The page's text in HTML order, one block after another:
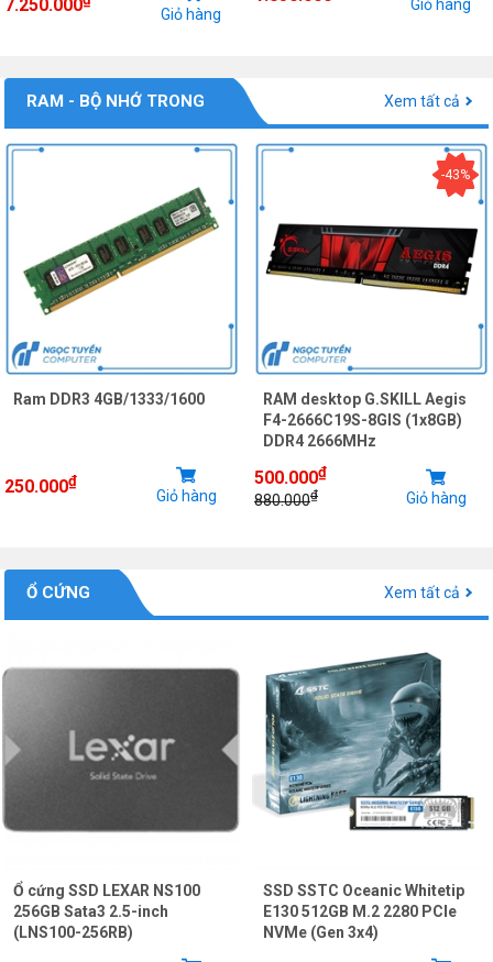
7.250.000 Giỏ hàng
Giỏ hàng
RAM - BỘ NHỚ TRONG Xem tất cả
Ram DDR3 4GB/1333/1600
250.000₫
Giỏ hàng
-43%
RAM desktop G.SKILL Aegis
F4-2666C19S-8GIS (1x8GB)
DDR4 2666MHz
500.000₫
880.000₫ Giỏ hàng
Ổ CỨNG Xem tất cả
Ổ cứng SSD LEXAR NS100
256GB Sata3 2.5-inch
(LNS100-256RB)
SSD SSTC Oceanic Whitetip
E130 512GB M.2 2280 PCIe
NVMe (Gen 3x4)